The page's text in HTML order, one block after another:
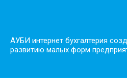
АУБИ интернет бухгалтерия
развитию малых форм